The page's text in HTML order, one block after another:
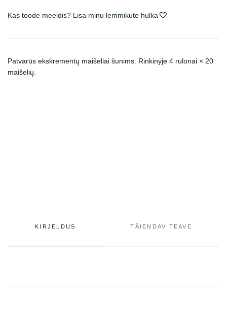
su
Kas toode meeldis? Lisa minu lemmikute hulka
Patvarūs ekskrementų maišeliai šunims. Rinkinyje 4 rulonai × 20
maišelių.
KIRJELDUS TÄIENDAV TEAVE